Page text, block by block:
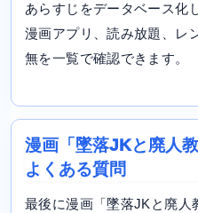
あらすじをデータベース化
漫画アプリ、読み放題、レ
無を一覧で確認できます。
漫画「墜落JKと廃人
よくある質問
最後に漫画「墜落JKと廃人